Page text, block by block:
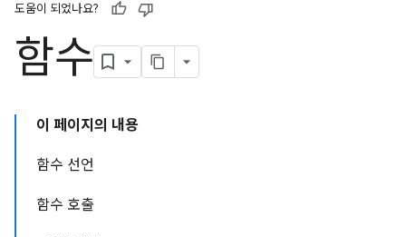
도움이 되었나요?
함수
이 페이지의 내용
함수 선언
함수 호출